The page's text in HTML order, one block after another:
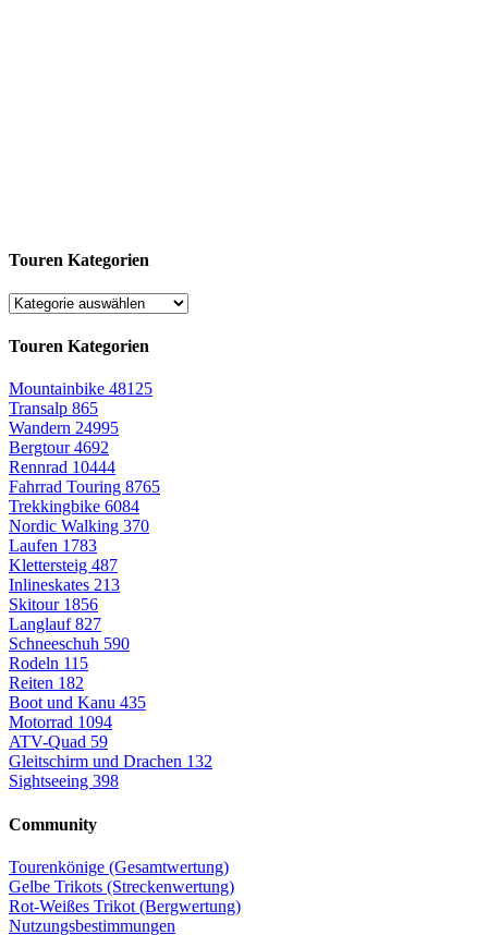
Touren Kategorien
Touren Kategorien
Mountainbike 48125
Transalp 865
Wandern 24995
Bergtour4692
Rennrad 10444
Fahrrad Touring 8765
Trekkingbike 6084
Nordic Walking 370
Laufen 1783
Klettersteig 487
Inlineskates 213
Skitour 1856
Langlauf827
Schneeschuh 590
Rodeln 115
Reiten 182
Boot und Kanu 435
Motorrad 1094
ATV-Quad 59
Gleitschirm und Drachen 132
Sightseeing 398
Community
Tourenkönige (Gesamtwertung)
Gelbe Trikots (Streckenwertung)
Rot-Weißes Trikot (Bergwertung)
Nutzungsbestimmungen